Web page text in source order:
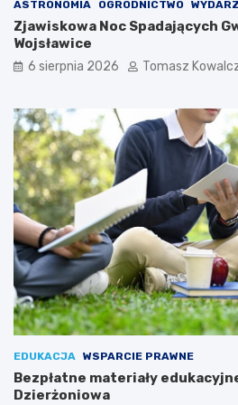
ASTRONOMIA OGRODNICTWO
Zjawiskowa Noc Spadających
Wojsławice
6 sierpnia 2026 Tomasz
EDUKACJA WSPARCIE PRAWNE
Bezpłatne materiały
Dzierżoniowa